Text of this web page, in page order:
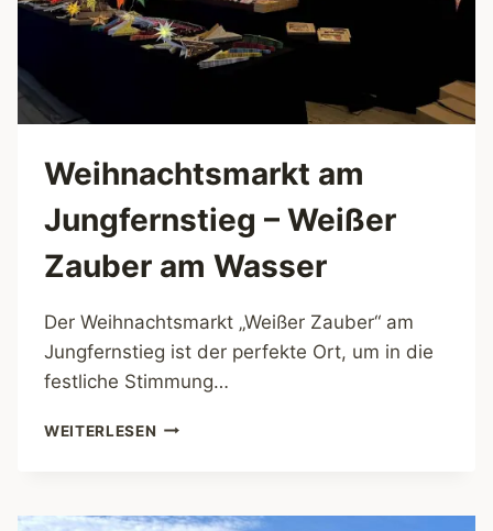
Weihnachtsmarkt am
Jungfernstieg – Weißer
Zauber am Wasser
Der Weihnachtsmarkt „Weißer Zauber“ am
Jungfernstieg ist der perfekte Ort, um in die
festliche Stimmung…
WEITERLESEN WEIHNACHTSMARKT
WEISSER Z